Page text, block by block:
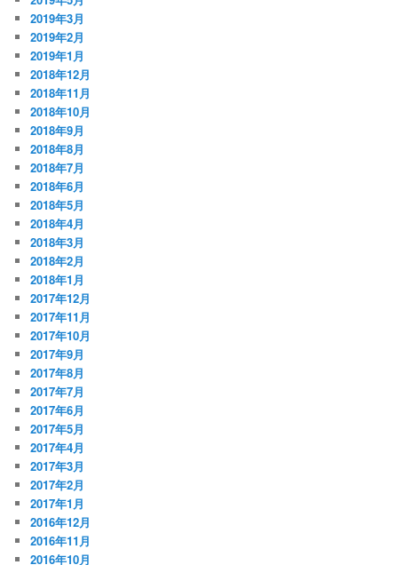
2019年3月
2019年2月
2019年1月
2018年12月
2018年11月
2018年10月
2018年9月
2018年8月
2018年7月
2018年6月
2018年5月
2018年4月
2018年3月
2018年2月
2018年1月
2017年12月
2017年11月
2017年10月
2017年9月
2017年8月
2017年7月
2017年6月
2017年5月
2017年4月
2017年3月
2017年2月
2017年1月
2016年12月
2016年11月
2016年10月